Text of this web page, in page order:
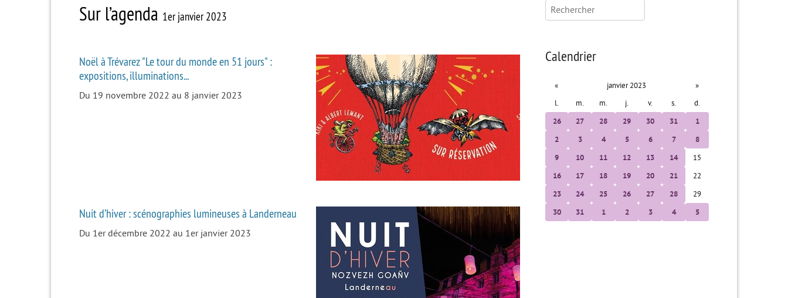
Sur l’agenda 1er janvier 2023
Noël à Trévarez "Le tour du monde en 51 jours" :
expositions, illuminations...
Du 19 novembre 2022 au 8 janvier 2023
Nuit d’hiver : scénographies lumineuses à Landerneau
Du 1er décembre 2022 au 1er janvier 2023
Rechercher :
Calendrier
« janvier 2023 »
l. m. m. j. v. s. d.
26 27 28 29 30 31 1
2 3 4 5 6 7 8
9 10 11 12 13 14 15
16 17 18 19 20 21 22
23 24 25 26 27 28 29
30 31 1 2 3 4 5